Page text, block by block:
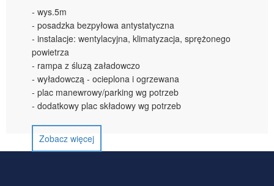
- wys.5m
- posadzka bezpyłowa antystatyczna
- instalacje: wentylacyjna, klimatyzacja, sprężonego
powietrza
- rampa z śluzą załadowczo
- wyładowczą - ocieplona i ogrzewana
- plac manewrowy/parking wg potrzeb
- dodatkowy plac składowy wg potrzeb
Zobacz więcej